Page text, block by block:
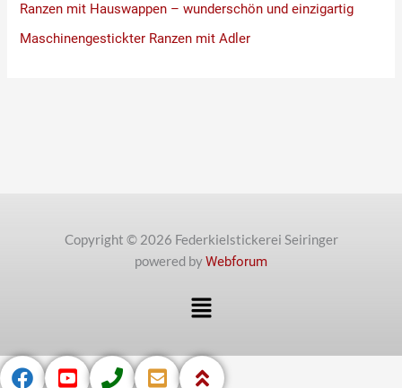
Ranzen mit Hauswappen – wunderschön und einzigartig
Maschinengestickter Ranzen mit Adler
Copyright © 2026 Federkielstickerei Seiringer
powered byWebforum
Menü